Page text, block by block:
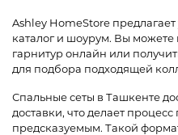
Ashley HomeStore
каталог и шоурум. Вы можете
гарнитур онлайн или
для подбора подходящей
Спальные сеты в Ташкенте
доставки, что делает
предсказуемым. Такой